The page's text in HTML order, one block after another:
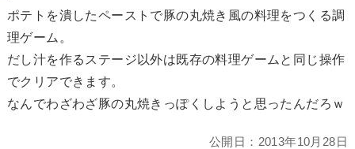
ポテトを潰したペーストで豚の丸焼き風の料理をつくる調
理ゲーム。
だし汁を作るステージ以外は既存の料理ゲームと同じ操作
でクリアできます。
なんでわざわざ豚の丸焼きっぽくしようと思ったんだろｗ
公開日： 2013年10月28日